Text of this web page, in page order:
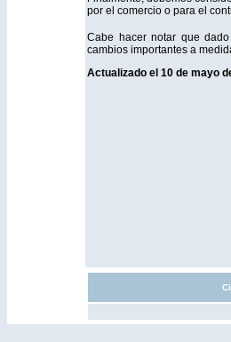
por el comercio o para el
Cabe hacer notar que
cambios importantes a
Actualizado el 10 de mayo